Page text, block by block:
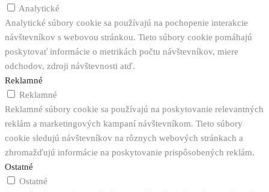
Analytické
Analytické súbory cookie sa používajú na pochopenie interakcie
návštevníkov s webovou stránkou. Tieto súbory cookie pomáhajú
poskytovať informácie o metrikách počtu návštevníkov, miere
odchodov, zdroji návštevnosti atď.
Reklamné
Reklamné
Reklamné súbory cookie sa používajú na poskytovanie relevantných
reklám a marketingových kampaní návštevníkom. Tieto súbory
cookie sledujú návštevníkov na rôznych webových stránkach a
zhromažďujú informácie na poskytovanie prispôsobených reklám.
Ostatné
Ostatné